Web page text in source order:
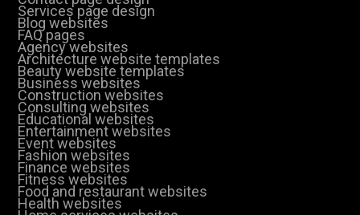
Services page design
Blog websites
FAQ pages
Agency websites
Architecture website templates
Beauty website templates
Business websites
Construction websites
Consulting websites
Educational websites
Entertainment websites
Event websites
Fashion websites
Finance websites
Fitness websites
Food and restaurant websites
Health websites